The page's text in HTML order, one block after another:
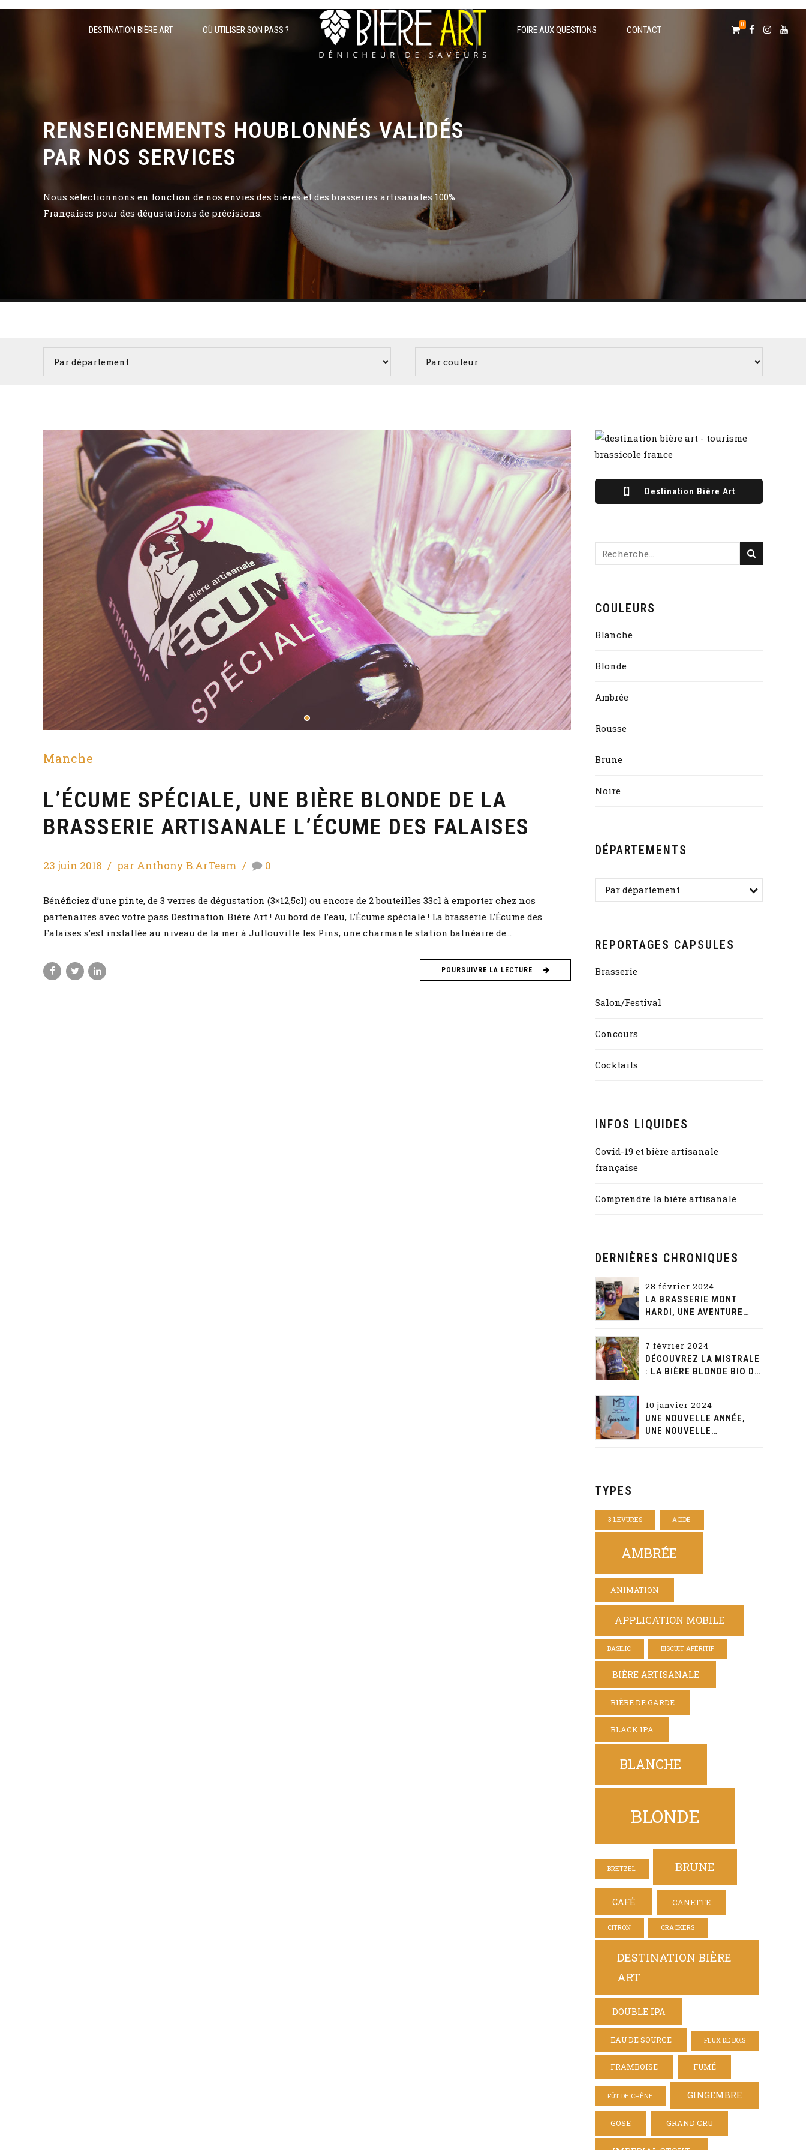
0
DESTINATION BIÈRE ART OÙ UTILISER SON PASS ? FOIRE AUX QUESTIONS CONTACT
RENSEIGNEMENTS HOUBLONNÉS VALIDÉS
PAR NOS SERVICES
Nous sélectionnons en fonction de nos envies des bières et des brasseries artisanales 100%
Françaises pour des dégustations de précisions.
Manche
L’ÉCUME SPÉCIALE, UNE BIÈRE BLONDE DE LA
BRASSERIE ARTISANALE L’ÉCUME DES FALAISES
23 juin 2018 par Anthony B.ArTeam 0
Bénéficiez d’une pinte, de 3 verres de dégustation (3×12,5cl) ou encore de 2 bouteilles 33cl à emporter chez nos
partenaires avec votre pass Destination Bière Art ! Au bord de l’eau, L’Écume spéciale ! La brasserie L’Écume des
Falaises s’est installée au niveau de la mer à Jullouville les Pins, une charmante station balnéaire de...
POURSUIVRE LA LECTURE
Destination Bière Art
COULEURS
Blanche
Blonde
Ambrée
Rousse
Brune
Noire
DÉPARTEMENTS
Par département
REPORTAGES CAPSULES
Brasserie
Salon/Festival
Concours
Cocktails
INFOS LIQUIDES
Covid-19 et bière artisanale
française
Comprendre la bière artisanale
DERNIÈRES CHRONIQUES
28 février 2024
LA BRASSERIE MONT
HARDI, UNE AVENTURE
7 février 2024
DÉCOUVREZ LA MISTRALE
: LA BIÈRE BLONDE BIO DE
10 janvier 2024
UNE NOUVELLE ANNÉE,
UNE NOUVELLE
TYPES
3 LEVURES ACIDE
AMBRÉE
ANIMATION
APPLICATION MOBILE
BASILIC BISCUIT APÉRITIF
BIÈRE ARTISANALE
BIÈRE DE GARDE
BLACK IPA
BLANCHE
BLONDE
BRETZEL BRUNE
CAFÉ CANETTE
CITRON CRACKERS
DESTINATION BIÈRE
ART
DOUBLE IPA
EAU DE SOURCE FEUX DE BOIS
FRAMBOISE FUMÉ
FÛT DE CHÊNE GINGEMBRE
GOSE GRAND CRU